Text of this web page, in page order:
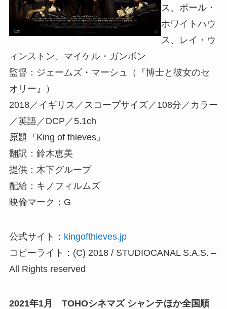
ス、ポール・
ホワイトハウ
ス、レイ・ウ
ィンストン、マイケル・ガンボン
監督：ジェームズ・マーシュ（『博士と彼女のセ
オリー』）
2018／イギリス／スコープサイズ／108分／カラー
／英語／DCP／5.1ch
原題『King of thieves』
翻訳：鈴木恵美
提供：木下グループ
配給：キノフィルムズ
映倫マーク：G
公式サイト： kingofthieves.jp
コピーライト：(C) 2018 / STUDIOCANAL S.A.S. –
All Rights reserved
2021年1月 TOHOシネマズ シャンテほか全国順